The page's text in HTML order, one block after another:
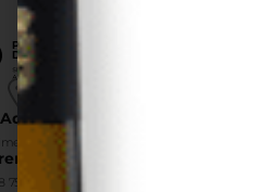
Nº6-B
Las Palmas
754 363